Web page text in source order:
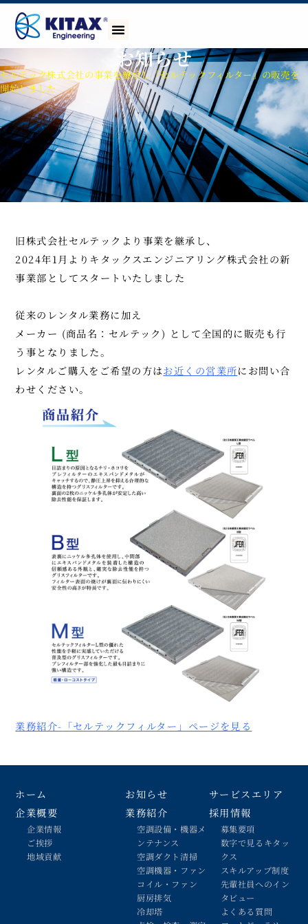
お知らせ
セルテック株式会社の事業を継承し「セルテックフィルター」の販売を
開始しました
旧株式会社セルテックより事業を継承し、
2024年1月よりキタックスエンジニアリング株式会社の新
事業部としてスタートいたしました
従来のレンタル業務に加え
メーカー (商品名：セルテック) として全国的に販売も行
う事となりました。
レンタルご購入をご希望の方はお近くの営業所にお問い合
わせください。
業務紹介-「セルテックフィルター」ページを見る
ホーム
企業概要
企業情報
ご挨拶
地域貢献
お知らせ
業務紹介
空調設備・機器メ
ンテナンス
空調ダクト清掃
空調機器・ファン
コイル・ファン
厨房排気
冷却塔
サービスエリア
採用情報
募集要項
数字で見るキタッ
クス
スキルアップ制度
先輩社員へのイン
タビュー
よくある質問